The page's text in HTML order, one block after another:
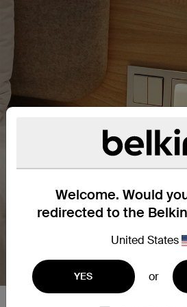
Welcome. Would
redirected to the
United States
YES or